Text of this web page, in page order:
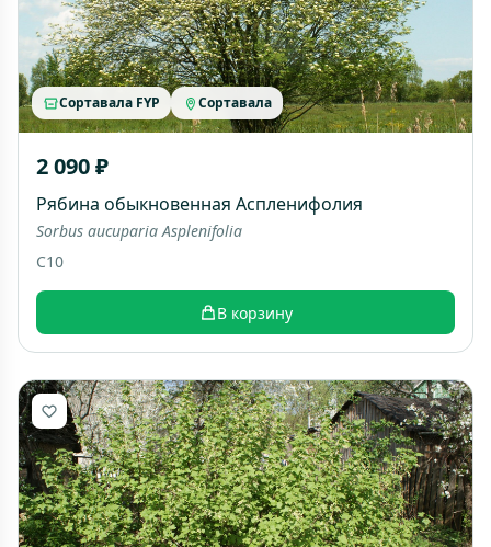
Сортавала FYP Сортавала
2 090 ₽
Рябина обыкновенная Аспленифолия
Sorbus aucuparia Asplenifolia
C10
В корзину